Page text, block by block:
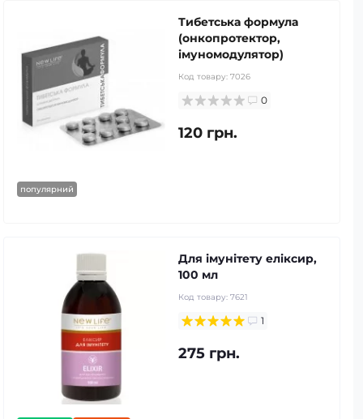
популярний
Тибетська формула
(онкопротектор,
імуномодулятор)
Код товару: 7026
0
120 грн.
Для імунітету еліксир,
100 мл
Код товару: 7621
1
275 грн.